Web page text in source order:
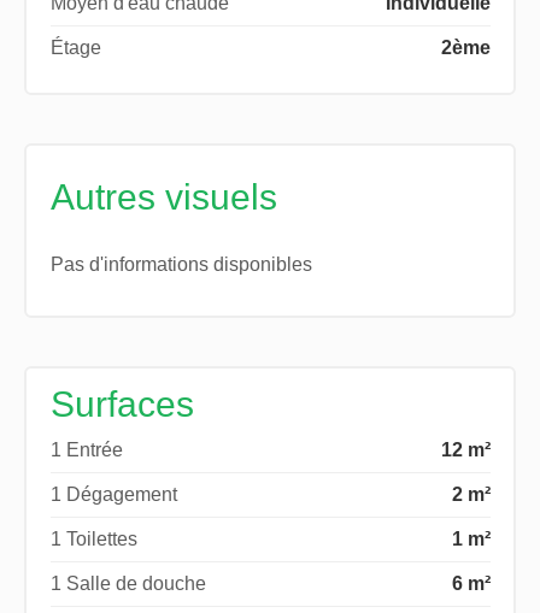
Étage 2ème
Autres visuels
Pas d'informations disponibles
Surfaces
1 Entrée 12 m²
1 Dégagement 2 m²
1 Toilettes 1 m²
1 Salle de douche 6 m²